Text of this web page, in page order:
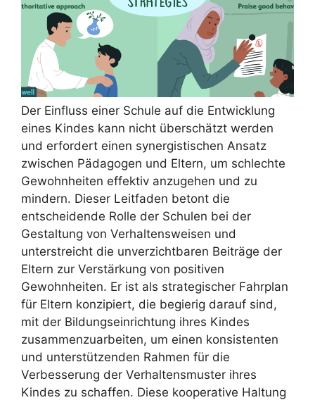
Der Einfluss einer Schule auf die Entwicklung
eines Kindes kann nicht überschätzt werden
und erfordert einen synergistischen Ansatz
zwischen Pädagogen und Eltern, um schlechte
Gewohnheiten effektiv anzugehen und zu
mindern. Dieser Leitfaden betont die
entscheidende Rolle der Schulen bei der
Gestaltung von Verhaltensweisen und
unterstreicht die unverzichtbaren Beiträge der
Eltern zur Verstärkung von positiven
Gewohnheiten. Er ist als strategischer Fahrplan
für Eltern konzipiert, die begierig darauf sind,
mit der Bildungseinrichtung ihres Kindes
zusammenzuarbeiten, um einen konsistenten
und unterstützenden Rahmen für die
Verbesserung der Verhaltensmuster ihres
Kindes zu schaffen. Diese kooperative Haltung